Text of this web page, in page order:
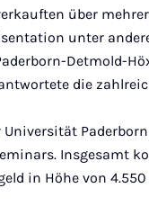
über
unter
Detmold-
die
Insgesamt
in Höhe von